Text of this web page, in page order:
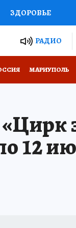
ЗДОРОВЬЕ
РОССИИРАДИО
МАРИУПОЛЬ
12